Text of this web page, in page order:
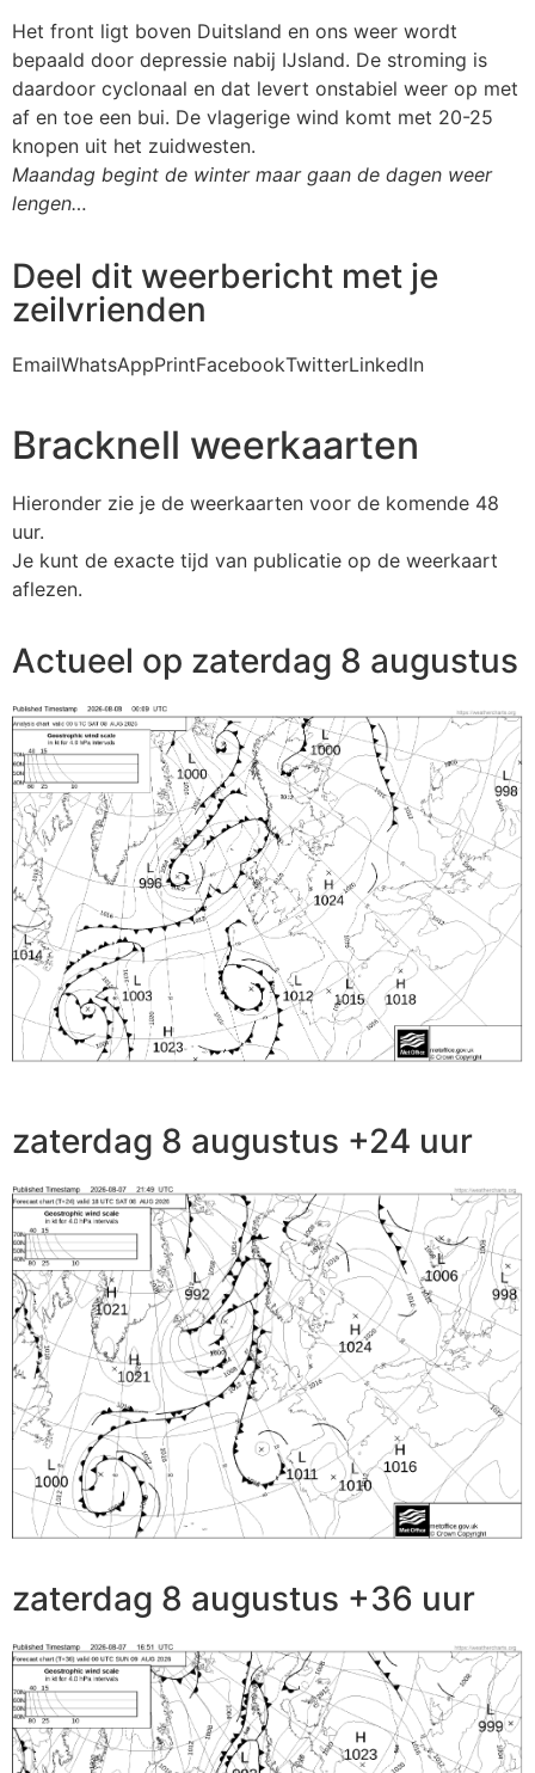
Het front ligt boven Duitsland en ons weer wordt
bepaald door depressie nabij IJsland. De stroming is
daardoor cyclonaal en dat levert onstabiel weer op met
af en toe een bui. De vlagerige wind komt met 20-25
knopen uit het zuidwesten.
Maandag begint de winter maar gaan de dagen weer
lengen…
Deel dit weerbericht met je
zeilvrienden
EmailWhatsAppPrintFacebookTwitterLinkedIn
Bracknell weerkaarten
Hieronder zie je de weerkaarten voor de komende 48
uur.
Je kunt de exacte tijd van publicatie op de weerkaart
aflezen.
Actueel op zaterdag 8 augustus
zaterdag 8 augustus +24 uur
zaterdag 8 augustus +36 uur